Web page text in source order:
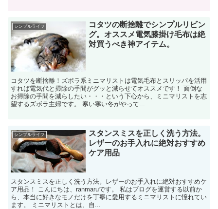
シンプルライフ
コタツの断捨離でシンプルリビン
グ。オススメ電気膝掛け毛布は絶
対買うべき神アイテム。
コタツを断捨離！ズボラ系ミニマリストは電気毛布とスリッパを活用
すれば電気代と掃除の手間がグッと減らせてオススメです！ 面倒な
お掃除の手間を減らしたい・・・という下心から、ミニマリストを志
望するズボラ主婦です。 寒い寒い冬がやって...
シンプルライフ
スタンスミスを正しく洗う方法。
レザーのお手入れに絶対おすすめ
ケア用品
スタンスミスを正しく洗う方法。レザーのお手入れに絶対おすすめケ
ア用品！ こんにちは、ranmaruです。 私はブログを運営する以前か
ら、本当に好きなモノだけを丁寧に愛用するミニマリストに憧れてい
ます。 ミニマリストとは、自...